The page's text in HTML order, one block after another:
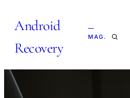
Android
Recovery
—
MAG.